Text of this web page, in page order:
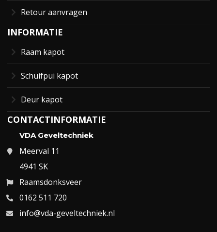
Retour aanvragen
INFORMATIE
Raam kapot
Schuifpui kapot
Deur kapot
CONTACTINFORMATIE
VDA Geveltechniek
Meerval 11
4941 SK
Raamsdonksveer
0162 511 720
info@vda-geveltechniek.nl